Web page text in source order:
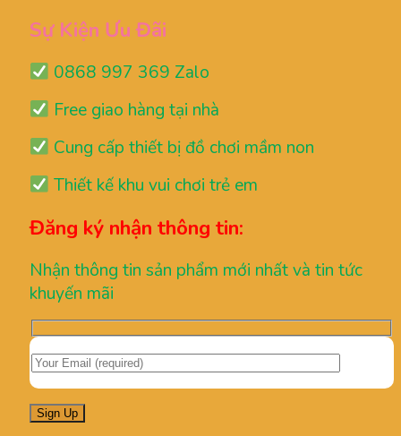
Sự Kiện Ưu Đãi
0868 997 369 Zalo
Free giao hàng tại nhà
Cung cấp thiết bị đồ chơi mầm non
Thiết kế khu vui chơi trẻ em
Đăng ký nhận thông tin:
Nhận thông tin sản phẩm mới nhất và tin tức
khuyến mãi